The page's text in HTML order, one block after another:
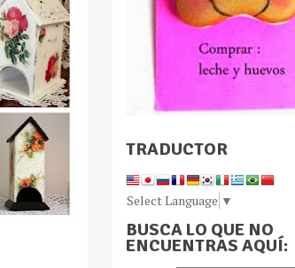
TRADUCTOR
Select Language ▼
BUSCA LO QUE NO
ENCUENTRAS AQUÍ: